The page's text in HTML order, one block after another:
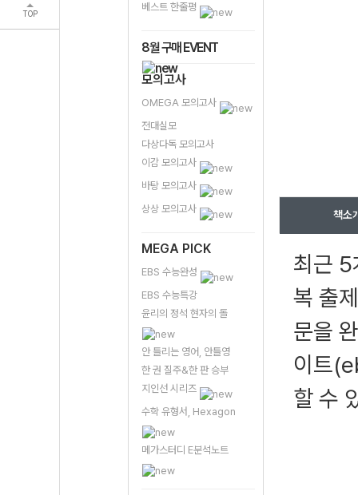
TOP
베스트 한줄평
8월 구매 EVENT
모의고사
OMEGA 모의고사
전대실모
다상다독 모의고사
이감 모의고사
바탕 모의고사
상상 모의고사
MEGA PICK
EBS 수능완성
EBS 수능특강
윤리의 정석 현자의 돌
안 틀리는 영어, 안틀영
한 권 질주&한 판 승부
지인선 시리즈
수학 유형서, Hexagon
메가스터디 E분석노트
책소
최근 5
복 출
문을
이트
할 수